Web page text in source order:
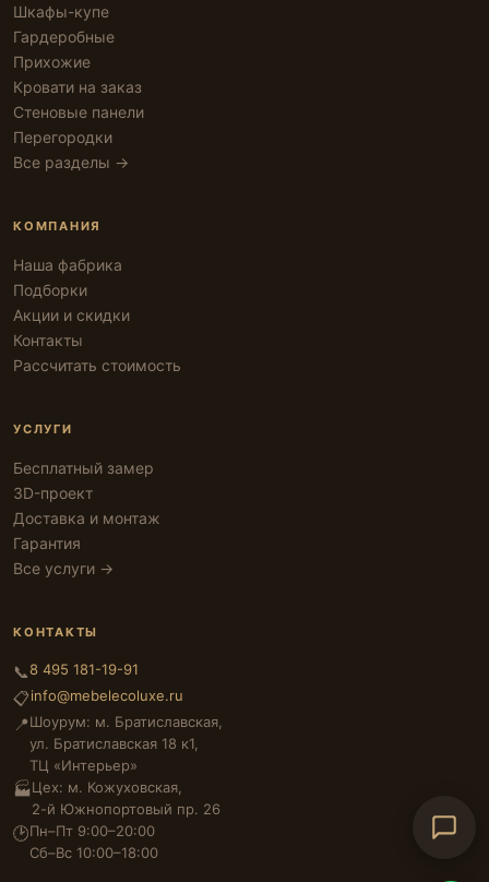
Шкафы-купе
Гардеробные
Прихожие
Кровати на заказ
Стеновые панели
Перегородки
Все разделы →
КОМПАНИЯ
Наша фабрика
Подборки
Акции и скидки
Контакты
Рассчитать стоимость
УСЛУГИ
Бесплатный замер
3D-проект
Доставка и монтаж
Гарантия
Все услуги →
КОНТАКТЫ
📞8 495 181-19-91
📋info@mebelecoluxe.ru
📍Шоурум: м. Братиславская,
ул. Братиславская 18 к1,
ТЦ «Интерьер»
🏭Цех: м. Кожуховская,
2-й Южнопортовый пр. 26
🕑Пн–Пт 9:00–20:00
Сб–Вс 10:00–18:00